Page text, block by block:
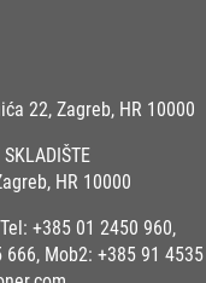
22, Zagreb, HR 10000
HR 10000
+385 01 2450 960,
666, Mob2: +385 91